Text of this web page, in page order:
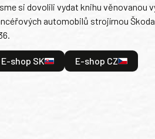
si dovolili vydat knihu věnovanou
automobilů strojírnou Škoda
E-shop SK E-shop CZ